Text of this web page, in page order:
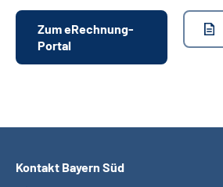
Zum eRechnung-
Portal
Kontakt Bayern Süd